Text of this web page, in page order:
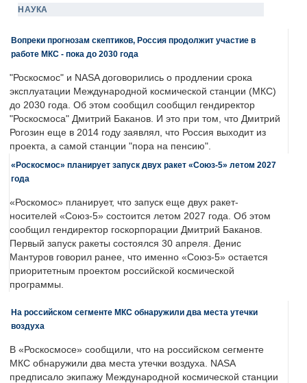
НАУКА
Вопреки прогнозам скептиков, Россия продолжит участие в
работе МКС - пока до 2030 года
"Роскосмос" и NASA договорились о продлении срока
эксплуатации Международной космической станции (МКС)
до 2030 года. Об этом сообщил сообщил гендиректор
"Роскосмоса" Дмитрий Баканов. И это при том, что Дмитрий
Рогозин еще в 2014 году заявлял, что Россия выходит из
проекта, а самой станции "пора на пенсию".
«Роскосмос» планирует запуск двух ракет «Союз-5» летом 2027
года
«Роскомос» планирует, что запуск еще двух ракет-
носителей «Союз-5» состоится летом 2027 года. Об этом
сообщил гендиректор госкорпорации Дмитрий Баканов.
Первый запуск ракеты состоялся 30 апреля. Денис
Мантуров говорил ранее, что именно «Союз-5» остается
приоритетным проектом российской космической
программы.
На российском сегменте МКС обнаружили два места утечки
воздуха
В «Роскосмосе» сообщили, что на российском сегменте
МКС обнаружили два места утечки воздуха. NASA
предписало экипажу Международной космической станции